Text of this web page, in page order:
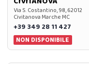
Via S. Costantino, 98, 62012
Civitanova Marche MC
+39 349 28 11 427
NON DISPONIBILE